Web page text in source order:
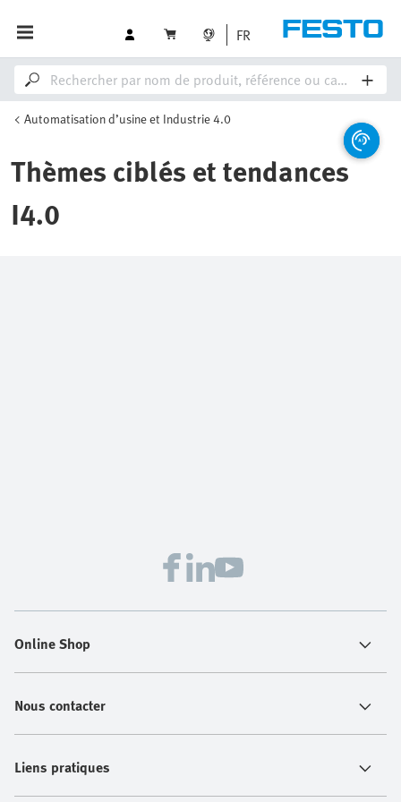
FR
Automatisation d’usine et Industrie 4.0
Thèmes ciblés et tendances
I4.0
Online Shop
Nous contacter
Liens pratiques